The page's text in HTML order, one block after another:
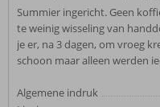
Summier ingericht. Geen
te weinig wisseling van
je er, na 3 dagen, om vroeg
schoon maar alleen werden
Algemene indruk